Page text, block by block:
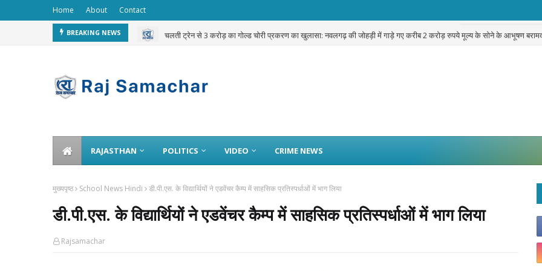
Home About Contact
BREAKING NEWS चलती ट्रेन से 3 करोड़ का गोल्ड चोरी प्रकरण का खुलासा: नवलगढ़ की जोहड़ी में गाड़े गए करीब 2 करोड़ रुपये मूल्य के सोने के आभूषण
RAJASTHAN POLITICS VIDEO CRIME NEWS
मुख्यपृष्ठ School News Hindi डी.पी.एस. के विद्यार्थियों ने एडवेंचर कैम्प में साहसिक प्रतिस्पर्धाओं में भाग लिया
डी.पी.एस. के विद्यार्थियों ने एडवेंचर कैम्प में साहसिक प्रतिस्पर्धाओं में भाग लिया
Rajsamachar